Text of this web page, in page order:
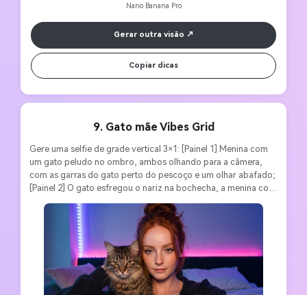
Nano Banana Pro
Gerar outra visão
Copiar dicas
9. Gato mãe Vibes Grid
Gere uma selfie de grade vertical 3×1: [Painel 1] Menina com
um gato peludo no ombro, ambos olhando para a câmera,
com as garras do gato perto do pescoço e um olhar abafado;
[Painel 2] O gato esfregou o nariz na bochecha, a menina com
gentilmente a testa do gato, e o gato parecia muito satisfeito.
Olhar consistente: O moletom oversized abre o zíper para
revelar a borda do sutiã de renda, um coque bagunçado, fios
de moldura facial soltos. Cena: Quarto escuro com tira de luz
LED roxa/rosa e travesseiros ao redor. Estilo: luz fraca
temperamental, sombras de alto contraste, textura granulada,
fundo de tom azul frio com brilho quente da pele, estética